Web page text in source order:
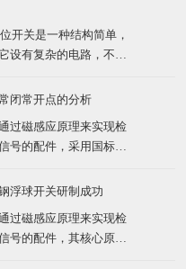
设有复杂的电路，不会
。 C.浮球开关产品
闭常开点的分析
过磁感应原理来实现检
号的配件，采用国标
单，使用方便，其多用
开和常闭。常开指的是
浮球开关研制成功
过磁感应原理来实现检
号的配件，其核心原件